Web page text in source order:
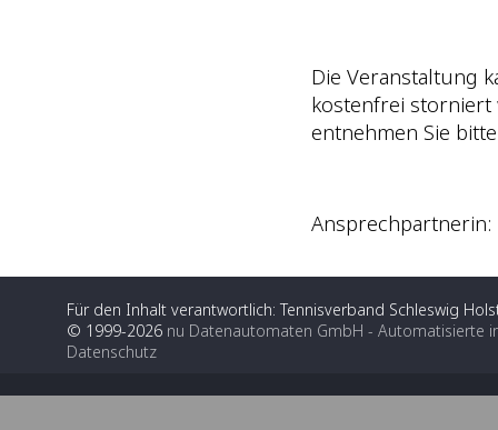
Die Veranstaltung
kostenfrei storniert
entnehmen Sie
Ansprechpartnerin:
Für den Inhalt verantwortlich: Tennisverband Schleswig
© 1999-2026 nu Datenautomaten GmbH - Automatisierte
Datenschutz